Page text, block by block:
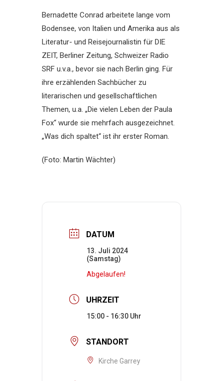
Bernadette Conrad arbeitete lange vom
Bodensee, von Italien und Amerika aus als
Literatur- und Reisejournalistin für DIE
ZEIT, Berliner Zeitung, Schweizer Radio
SRF u.v.a., bevor sie nach Berlin ging. Für
ihre erzählenden Sachbücher zu
literarischen und gesellschaftlichen
Themen, u.a. „Die vielen Leben der Paula
Fox“ wurde sie mehrfach ausgezeichnet.
„Was dich spaltet“ ist ihr erster Roman.
(Foto: Martin Wächter)
DATUM
13. Juli 2024
(Samstag)
Abgelaufen!
UHRZEIT
15:00 - 16:30
STANDORT
Kirche Garrey